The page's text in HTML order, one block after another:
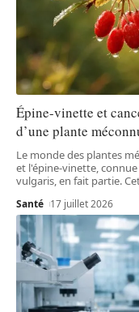
Épine-vinette et
d’une plante
Le monde des plantes
et l'épine-vinette,
vulgaris, en fait partie.
Santé 17 juillet 2026